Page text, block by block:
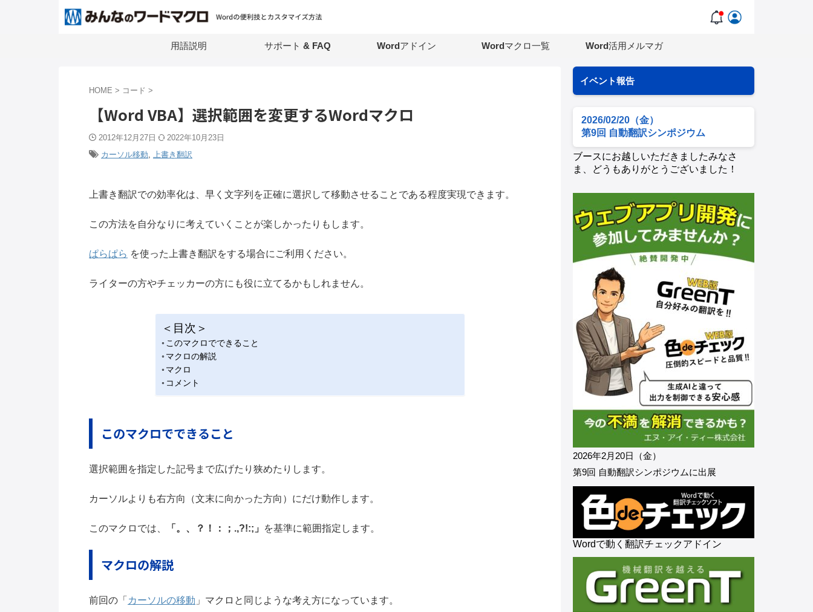
用語説明 サポート & FAQ Wordアドイン Wordマクロ一覧 Word活用メルマガ
HOME > コード >
【Word VBA】選択範囲を変更するWordマクロ
2012年12月27日
2022年10月23日
カーソル移動, 上書き翻訳
上書き翻訳での効率化は、早く文字列を正確に選択して移動させることである程度実現できます。
この方法を自分なりに考えていくことが楽しかったりもします。
ぱらぱら を使った上書き翻訳をする場合にご利用ください。
ライターの方やチェッカーの方にも役に立てるかもしれません。
＜目次＞
このマクロでできること
マクロの解説
マクロ
コメント
このマクロでできること
選択範囲を指定した記号まで広げたり狭めたりします。
カーソルよりも右方向（文末に向かった方向）にだけ動作します。
このマクロでは、 「。、？！：；.,?!:;」 を基準に範囲指定します。
マクロの解説
前回の「 カーソルの移動 」マクロと同じような考え方になっています。
イベント報告
2026/02/20（金）
第9回 自動翻訳シンポジウム
ブースにお越しいただきましたみなさ
ま、どうもありがとうございました！
2026年2月20日（金）
第9回 自動翻訳シンポジウムに出展
Wordで動く翻訳チェックアドイン